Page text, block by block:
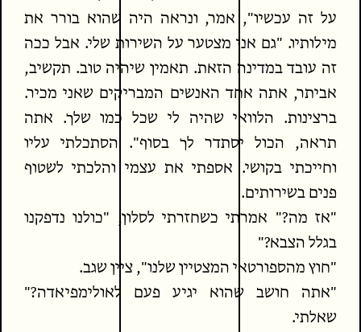
על זה עכשיו", אמר, ונראה היה שהוא בורר את
מילותיו. "גם אני מצטער על השירות שלי. אבל ככה
זה עובד במדינה הזאת. תאמין שיהיה טוב. תקשיב,
אביתר, אתה אחד האנשים המבריקים שאני מכיר.
ברצינות. הלוואי שהיה לי שכל כמו שלך. אתה
תראה, הכול יסתדר לך בסוף". הסתכלתי עליו
וחייכתי בקושי. אספתי את עצמי והלכתי לשטוף
פנים בשירותים.
"אז מה?" אמרתי כשחזרתי לסלון, "כולנו נדפקנו
בגלל הצבא?"
"חוץ מהספורטאי המצטיין שלנו", ציין שגב.
"אתה חושב שהוא יגיע פעם לאולימפיאדה?"
שאלתי.